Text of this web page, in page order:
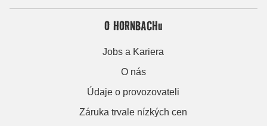
O HORNBACHu
Jobs a Kariera
O nás
Údaje o provozovateli
Záruka trvale nízkých cen